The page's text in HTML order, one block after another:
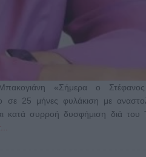
«Σήμερα ο
σε 25 μήνες φυλάκιση με
κατά συρροή δυσφήμιση διά του